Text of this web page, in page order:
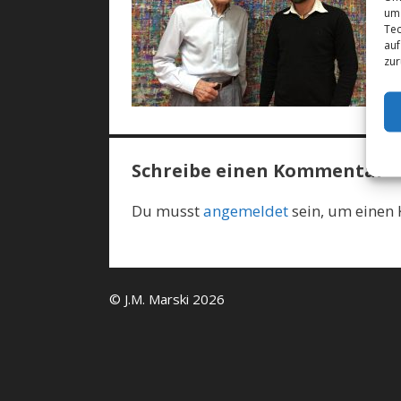
Schreibe einen Kommentar
Du musstangemeldetsein, um einen
© J.M. Marski 2026